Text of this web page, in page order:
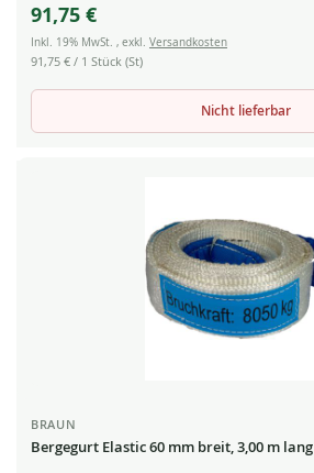
91,75 €
Inkl. 19% MwSt. , exkl. Versandkosten
91,75 € / 1 Stück (St)
Nicht lieferbar
BRAUN
Bergegurt Elastic 60 mm breit, 3,00 m lang